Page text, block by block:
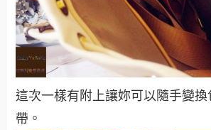
這次一樣有附上讓妳可以隨手變
帶。